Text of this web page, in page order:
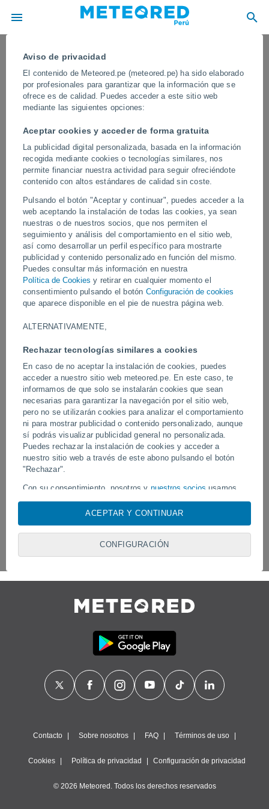
Aviso de privacidad
El contenido de Meteored.pe (meteored.pe) ha sido elaborado
por profesionales para garantizar que la información que se
ofrece es de calidad. Puedes acceder a este sitio web
mediante las siguientes opciones:
Aceptar cookies y acceder de forma gratuita
La publicidad digital personalizada, basada en la información
recogida mediante cookies o tecnologías similares, nos
permite financiar nuestra actividad para seguir ofreciéndote
contenido con altos estándares de calidad sin coste.
Pulsando el botón "Aceptar y continuar", puedes acceder a la
web aceptando la instalación de todas las cookies, ya sean
nuestras o de nuestros socios, que nos permiten el
seguimiento y análisis del comportamiento en el sitio web,
así como desarrollar un perfil específico para mostrarte
publicidad y contenido personalizado en función del mismo.
Puedes consultar más información en nuestra
Política de Cookies y retirar en cualquier momento el
consentimiento pulsando el botón Configuración de cookies
que aparece disponible en el pie de nuestra página web.
ALTERNATIVAMENTE,
Rechazar tecnologías similares a cookies
En caso de no aceptar la instalación de cookies, puedes
acceder a nuestro sitio web meteored.pe. En este caso, te
informamos de que solo se instalarán cookies que sean
necesarias para garantizar la navegación por el sitio web,
pero no se utilizarán cookies para analizar el comportamiento
ni para mostrar publicidad o contenido personalizado, aunque
sí podrás visualizar publicidad general no personalizada.
Puedes rechazar la instalación de cookies y acceder a
nuestro sitio web a través de este abono pulsando el botón
"Rechazar".
Con su consentimiento, nosotros y nuestros socios usamos
cookies, identificadores únicos o tecnologías similares para
almacenar, acceder y procesar datos personales como su
identificadores de cookies. Es posible que algunos
proveedores traten tus datos personales en virtud de un
interés legítimo, algo a lo que puedes oponerte. Para ello,
datos en cualquier momento haciendo clic en"Configurar"o
Nosotros y nuestros socios hacemos el siguiente
Almacenar la información en un dispositivo y/o acceder a
ella, uso de datos limitados para seleccionar anuncios
perfiles para seleccionar la publicidad personalizada, crear un
perfil para personalizar el contenido, uso de perfiles para la
selección de contenido personalizado, medir el rendimiento
la combinación de datos procedentes de diferentes fuentes,
con el objetivo de seleccionar el contenido.
mediante análisis de dispositivos, publicidad y contenido
ACEPTAR Y CONTINUAR
CONFIGURACIÓN
¡Un tornado masivo azotó Salvaterra,
Italia! Un agricultor capturó el
momento cuando quedó atrapado en
el tornado.
El fenómeno, de gran intensidad, se formó rápidamente y generó
ráfagas de viento muy fuertes, levantando polvo y escombros a su
paso.
Hace 1 hora
El tifón Dolphin sacude varias zonas
Síguenos
Contacto Sobre nosotros FAQ Términos de uso
Cookies Política de privacidad Configuración de privacidad
© 2026 Meteored. Todos los derechos reservados